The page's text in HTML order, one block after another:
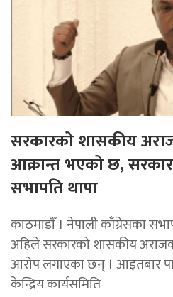
सरकारको शासकीय
आक्रान्त भएको छ, सरकार
सभापति थापा
काठमाडाैँ । नेपाली काँग्रेसका
अहिले सरकारको शासकीय
आरोप लगाएका छन् । आइतबार
केन्द्रिय कार्यसमिति